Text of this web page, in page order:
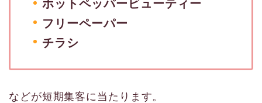
ホットペッパービューティー
フリーペーパー
チラシ
などが短期集客に当たります。